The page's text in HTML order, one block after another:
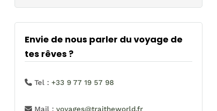
Envie de nous parler du voyage de
tes rêves ?
Tel : +33 9 77 19 57 98
Mail : voyages@traitheworld.fr